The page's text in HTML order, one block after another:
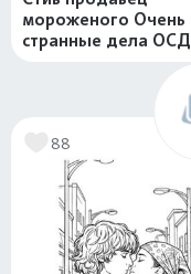
мороженого Очень
странные дела ОСД
88